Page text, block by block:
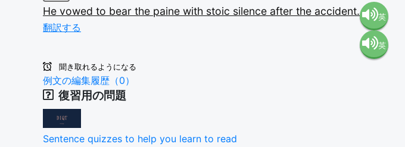
He vowed to bear the paine with stoic silence after the accident.
翻訳する
英
語（米
英
聞き取れるようになる
例文の編集履歴（0）
復習用の問題
Sentence quizzes to help you learn to read